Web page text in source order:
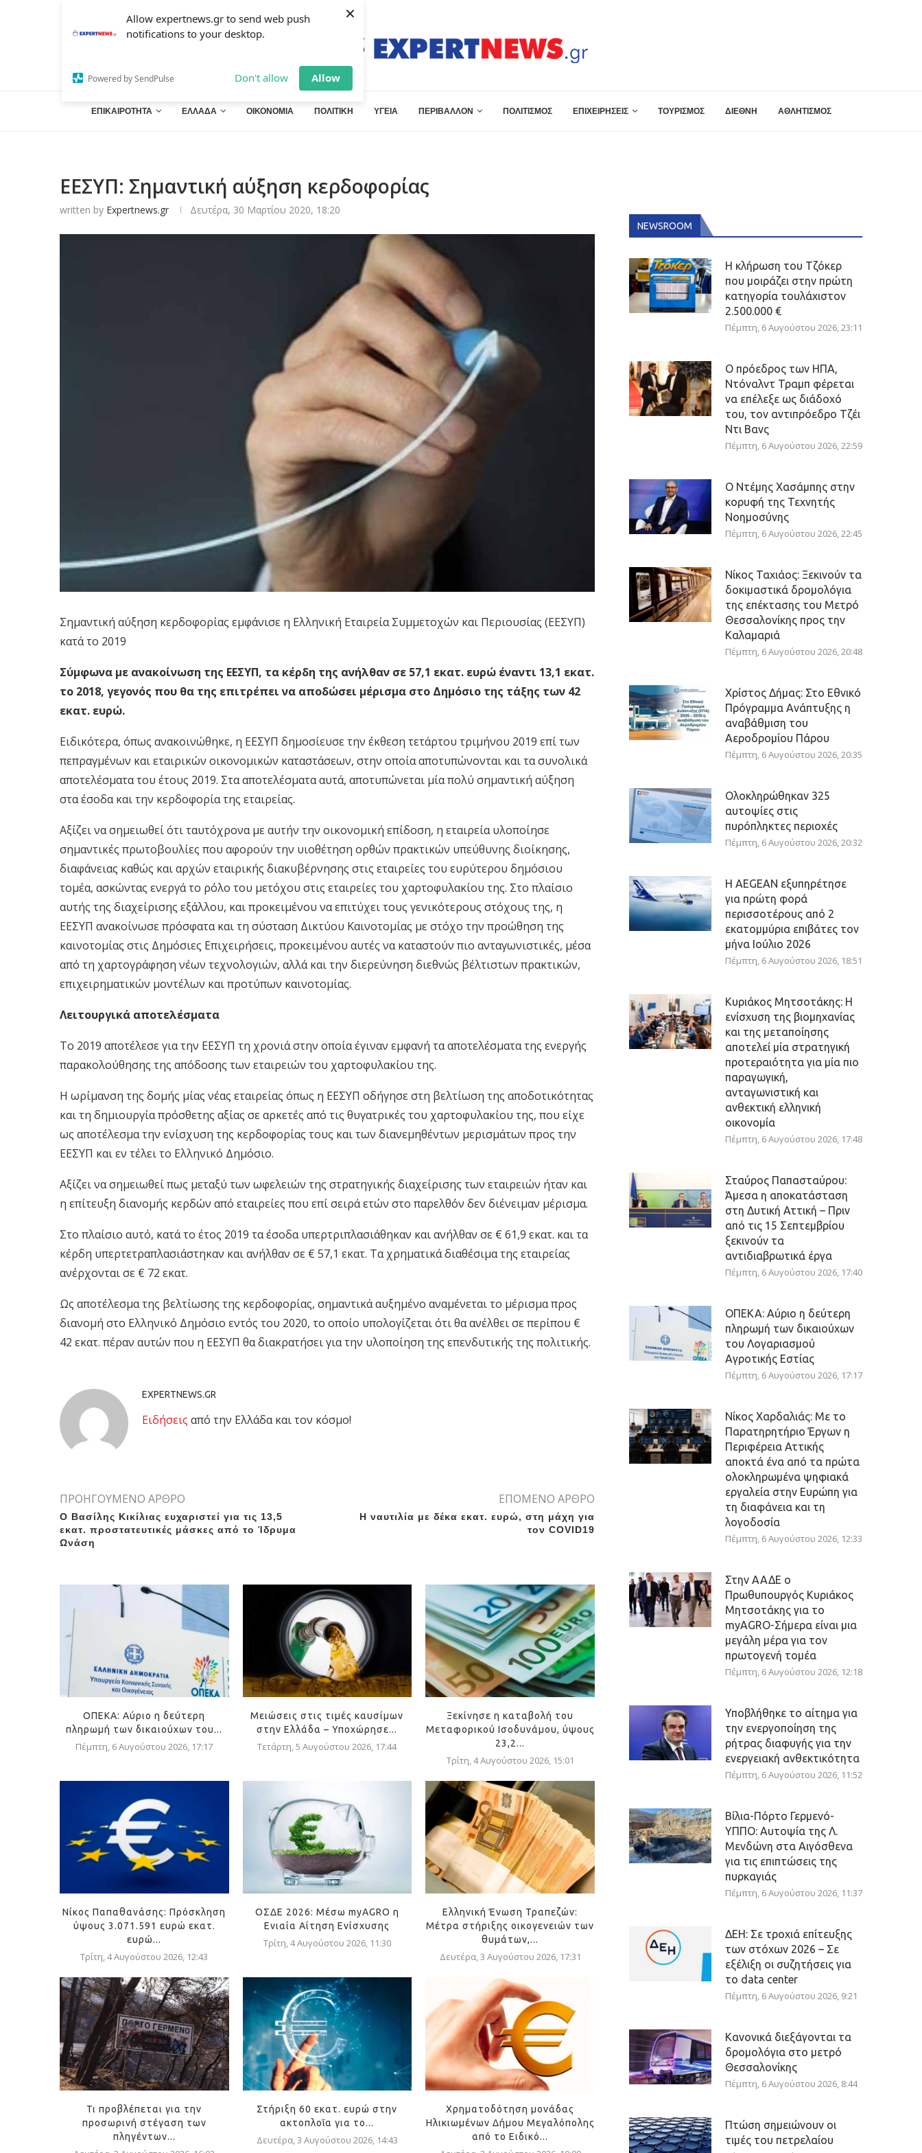
Allow expertnews.gr to send web push
notifications to your desktop.
Powered by SendPulse Don't allow Allow
×
ΕΠΙΚΑΙΡΟΤΗΤΑ ΕΛΛΑΔΑ ΟΙΚΟΝΟΜΙΑ ΠΟΛΙΤΙΚΗ ΥΓΕΙΑ ΠΕΡΙΒΑΛΛΟΝ ΠΟΛΙΤΙΣΜΟΣ ΕΠΙΧΕΙΡΗΣΕΙΣ ΤΟΥΡΙΣΜΟΣ ΔΙΕΘΝΗ ΑΘΛΗΤΙΣΜΟΣ
ΕΕΣΥΠ: Σημαντική αύξηση κερδοφορίας
written by Expertnews.gr Δευτέρα, 30 Μαρτίου 2020, 18:20
Σημαντική αύξηση κερδοφορίας εμφάνισε η Ελληνική Εταιρεία Συμμετοχών και Περιουσίας (ΕΕΣΥΠ)
κατά το 2019
Σύμφωνα με ανακοίνωση της ΕΕΣΥΠ, τα κέρδη της ανήλθαν σε 57,1 εκατ. ευρώ έναντι 13,1 εκατ.
το 2018, γεγονός που θα της επιτρέπει να αποδώσει μέρισμα στο Δημόσιο της τάξης των 42
εκατ. ευρώ.
Ειδικότερα, όπως ανακοινώθηκε, η ΕΕΣΥΠ δημοσίευσε την έκθεση τετάρτου τριμήνου 2019 επί των
πεπραγμένων και εταιρικών οικονομικών καταστάσεων, στην οποία αποτυπώνονται και τα συνολικά
αποτελέσματα του έτους 2019. Στα αποτελέσματα αυτά, αποτυπώνεται μία πολύ σημαντική αύξηση
στα έσοδα και την κερδοφορία της εταιρείας.
Αξίζει να σημειωθεί ότι ταυτόχρονα με αυτήν την οικονομική επίδοση, η εταιρεία υλοποίησε
σημαντικές πρωτοβουλίες που αφορούν την υιοθέτηση ορθών πρακτικών υπεύθυνης διοίκησης,
διαφάνειας καθώς και αρχών εταιρικής διακυβέρνησης στις εταιρείες του ευρύτερου δημόσιου
τομέα, ασκώντας ενεργά το ρόλο του μετόχου στις εταιρείες του χαρτοφυλακίου της. Στο πλαίσιο
αυτής της διαχείρισης εξάλλου, και προκειμένου να επιτύχει τους γενικότερους στόχους της, η
ΕΕΣΥΠ ανακοίνωσε πρόσφατα και τη σύσταση Δικτύου Καινοτομίας με στόχο την προώθηση της
καινοτομίας στις Δημόσιες Επιχειρήσεις, προκειμένου αυτές να καταστούν πιο ανταγωνιστικές, μέσα
από τη χαρτογράφηση νέων τεχνολογιών, αλλά και την διερεύνηση διεθνώς βέλτιστων πρακτικών,
επιχειρηματικών μοντέλων και προτύπων καινοτομίας.
Λειτουργικά αποτελέσματα
Το 2019 αποτέλεσε για την ΕΕΣΥΠ τη χρονιά στην οποία έγιναν εμφανή τα αποτελέσματα της ενεργής
παρακολούθησης της απόδοσης των εταιρειών του χαρτοφυλακίου της.
Η ωρίμανση της δομής μίας νέας εταιρείας όπως η ΕΕΣΥΠ οδήγησε στη βελτίωση της αποδοτικότητας
και τη δημιουργία πρόσθετης αξίας σε αρκετές από τις θυγατρικές του χαρτοφυλακίου της, που είχε
ως αποτέλεσμα την ενίσχυση της κερδοφορίας τους και των διανεμηθέντων μερισμάτων προς την
ΕΕΣΥΠ και εν τέλει το Ελληνικό Δημόσιο.
Αξίζει να σημειωθεί πως μεταξύ των ωφελειών της στρατηγικής διαχείρισης των εταιρειών ήταν και
η επίτευξη διανομής κερδών από εταιρείες που επί σειρά ετών στο παρελθόν δεν διένειμαν μέρισμα.
Στο πλαίσιο αυτό, κατά το έτος 2019 τα έσοδα υπερτριπλασιάθηκαν και ανήλθαν σε € 61,9 εκατ. και τα
κέρδη υπερτετραπλασιάστηκαν και ανήλθαν σε € 57,1 εκατ. Τα χρηματικά διαθέσιμα της εταιρείας
ανέρχονται σε € 72 εκατ.
Ως αποτέλεσμα της βελτίωσης της κερδοφορίας, σημαντικά αυξημένο αναμένεται το μέρισμα προς
διανομή στο Ελληνικό Δημόσιο εντός του 2020, το οποίο υπολογίζεται ότι θα ανέλθει σε περίπου €
42 εκατ. πέραν αυτών που η ΕΕΣΥΠ θα διακρατήσει για την υλοποίηση της επενδυτικής της πολιτικής.
EXPERTNEWS.GR
Eιδήσεις από την Ελλάδα και τον κόσμο!
ΠΡΟΗΓΟΥΜΕΝΟ ΑΡΘΡΟ
Ο Βασίλης Κικίλιας ευχαριστεί για τις 13,5
εκατ. προστατευτικές μάσκες από το Ίδρυμα
Ωνάση
ΕΠΟΜΕΝΟ ΑΡΘΡΟ
Η ναυτιλία με δέκα εκατ. ευρώ, στη μάχη για
τον COVID19
ΟΠΕΚΑ: Αύριο η δεύτερη
πληρωμή των δικαιούχων του...
Πέμπτη, 6 Αυγούστου 2026, 17:17
Μειώσεις στις τιμές καυσίμων
στην Ελλάδα – Υποχώρησε...
Τετάρτη, 5 Αυγούστου 2026, 17:44
Ξεκίνησε η καταβολή του
Μεταφορικού Ισοδυνάμου, ύψους
23,2...
Τρίτη, 4 Αυγούστου 2026, 15:01
Νίκος Παπαθανάσης: Πρόσκληση
ύψους 3.071.591 ευρώ εκατ.
ευρώ...
Τρίτη, 4 Αυγούστου 2026, 12:43
ΟΣΔΕ 2026: Μέσω myAGRO η
Ενιαία Αίτηση Ενίσχυσης
Τρίτη, 4 Αυγούστου 2026, 11:30
Ελληνική Ένωση Τραπεζών:
Μέτρα στήριξης οικογενειών των
θυμάτων,...
Δευτέρα, 3 Αυγούστου 2026, 17:31
Τι προβλέπεται για την
προσωρινή στέγαση των
πληγέντων...
Στήριξη 60 εκατ. ευρώ στην
ακτοπλοΐα για το...
Δευτέρα, 3 Αυγούστου 2026, 14:43
Χρηματοδότηση μονάδας
Ηλικιωμένων Δήμου Μεγαλόπολης
από το Ειδικό...
NEWSROOM
Η κλήρωση του Τζόκερ
που μοιράζει στην πρώτη
κατηγορία τουλάχιστον
2.500.000 €
Πέμπτη, 6 Αυγούστου 2026, 23:11
Ο πρόεδρος των ΗΠΑ,
Ντόναλντ Τραμπ φέρεται
να επέλεξε ως διάδοχό
του, τον αντιπρόεδρο Τζέι
Ντι Βανς
Πέμπτη, 6 Αυγούστου 2026, 22:59
Ο Ντέμης Χασάμπης στην
κορυφή της Τεχνητής
Νοημοσύνης
Πέμπτη, 6 Αυγούστου 2026, 22:45
Νίκος Ταχιάος: Ξεκινούν τα
δοκιμαστικά δρομολόγια
της επέκτασης του Μετρό
Θεσσαλονίκης προς την
Καλαμαριά
Πέμπτη, 6 Αυγούστου 2026, 20:48
Χρίστος Δήμας: Στο Εθνικό
Πρόγραμμα Ανάπτυξης η
αναβάθμιση του
Αεροδρομίου Πάρου
Πέμπτη, 6 Αυγούστου 2026, 20:35
Ολοκληρώθηκαν 325
αυτοψίες στις
πυρόπληκτες περιοχές
Πέμπτη, 6 Αυγούστου 2026, 20:32
Η AEGEAN εξυπηρέτησε
για πρώτη φορά
περισσοτέρους από 2
εκατομμύρια επιβάτες τον
μήνα Ιούλιο 2026
Πέμπτη, 6 Αυγούστου 2026, 18:51
Κυριάκος Μητσοτάκης: Η
ενίσχυση της βιομηχανίας
και της μεταποίησης
αποτελεί μία στρατηγική
προτεραιότητα για μία πιο
παραγωγική,
ανταγωνιστική και
ανθεκτική ελληνική
οικονομία
Πέμπτη, 6 Αυγούστου 2026, 17:48
Σταύρος Παπασταύρου:
Άμεσα η αποκατάσταση
στη Δυτική Αττική – Πριν
από τις 15 Σεπτεμβρίου
ξεκινούν τα
αντιδιαβρωτικά έργα
Πέμπτη, 6 Αυγούστου 2026, 17:40
ΟΠΕΚΑ: Αύριο η δεύτερη
πληρωμή των δικαιούχων
του Λογαριασμού
Αγροτικής Εστίας
Πέμπτη, 6 Αυγούστου 2026, 17:17
Νίκος Χαρδαλιάς: Με το
Παρατηρητήριο Έργων η
Περιφέρεια Αττικής
αποκτά ένα από τα πρώτα
ολοκληρωμένα ψηφιακά
εργαλεία στην Ευρώπη για
τη διαφάνεια και τη
λογοδοσία
Πέμπτη, 6 Αυγούστου 2026, 12:33
Στην ΑΑΔΕ ο
Πρωθυπουργός Κυριάκος
Μητσοτάκης για το
myAGRO-Σήμερα είναι μια
μεγάλη μέρα για τον
πρωτογενή τομέα
Πέμπτη, 6 Αυγούστου 2026, 12:18
Υποβλήθηκε το αίτημα για
την ενεργοποίηση της
ρήτρας διαφυγής για την
ενεργειακή ανθεκτικότητα
Πέμπτη, 6 Αυγούστου 2026, 11:52
Βίλια-Πόρτο Γερμενό-
ΥΠΠΟ: Αυτοψία της Λ.
Μενδώνη στα Αιγόσθενα
για τις επιπτώσεις της
πυρκαγιάς
Πέμπτη, 6 Αυγούστου 2026, 11:37
ΔΕΗ: Σε τροχιά επίτευξης
των στόχων 2026 – Σε
εξέλιξη οι συζητήσεις για
το data center
Πέμπτη, 6 Αυγούστου 2026, 9:21
Κανονικά διεξάγονται τα
δρομολόγια στο μετρό
Θεσσαλονίκης
Πέμπτη, 6 Αυγούστου 2026, 8:44
Πτώση σημειώνουν οι
τιμές του πετρελαίου